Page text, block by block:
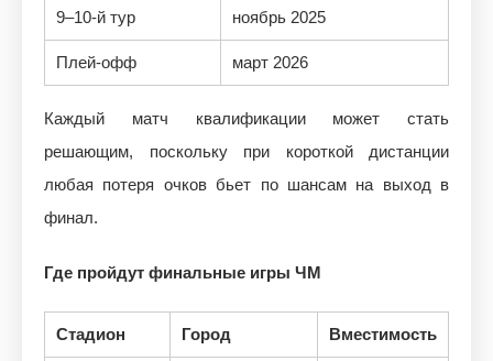
9–10-й тур ноябрь 2025
Плей-офф март 2026
Каждый матч квалификации может стать
решающим, поскольку при короткой дистанции
любая потеря очков бьет по шансам на выход в
финал.
Где пройдут финальные игры ЧМ
Стадион Город Вместимость